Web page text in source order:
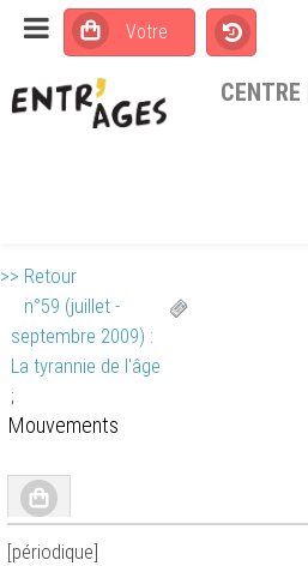
>> Retour
n°59 (juillet -
septembre 2009) :
La tyrannie de l'âge
;
Mouvements
[périodique]